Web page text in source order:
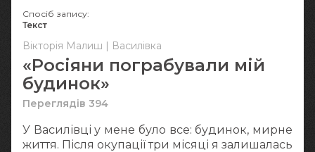
Вікторія Малиш | Василівка
«Росіяни пограбували мій
будинок»
Переглядів 394
У Василівці у мене було все: будинок, мирне
життя. Після окупації три місяці я залишалась
Спосіб запису:
Текст